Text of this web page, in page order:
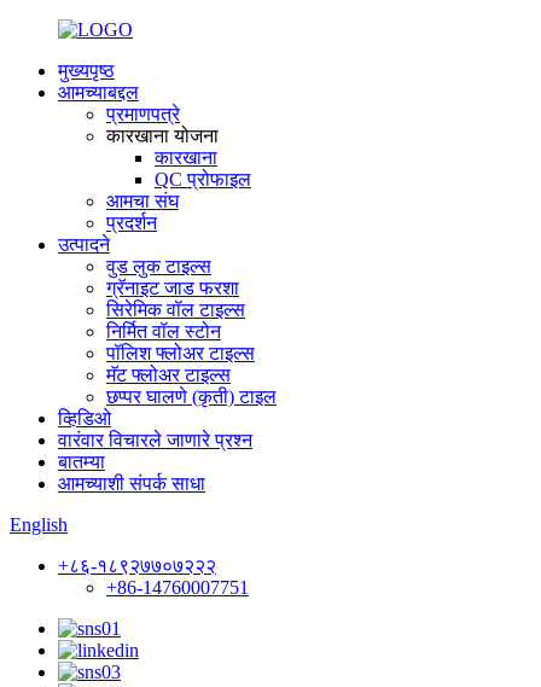
मुख्यपृष्ठ
आमच्याबद्दल
प्रमाणपत्रे
कारखाना योजना
कारखाना
QC प्रोफाइल
आमचा संघ
प्रदर्शन
उत्पादने
वुड लुक टाइल्स
ग्रॅनाइट जाड फरशा
सिरेमिक वॉल टाइल्स
निर्मित वॉल स्टोन
पॉलिश फ्लोअर टाइल्स
मॅट फ्लोअर टाइल्स
छप्पर घालणे (कृती) टाइल
व्हिडिओ
वारंवार विचारले जाणारे प्रश्न
बातम्या
आमच्याशी संपर्क साधा
English
+८६-१८९२७७०७२२२
+86-14760007751